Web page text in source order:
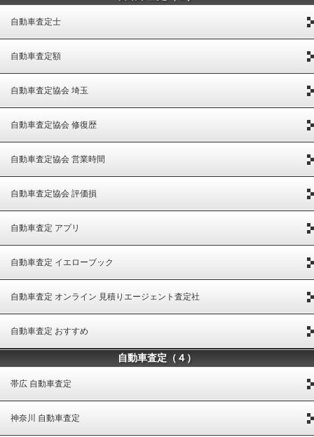
自動車査定士
自動車査定額
自動車査定協会 埼玉
自動車査定協会 修復歴
自動車査定協会 営業時間
自動車査定協会 評価損
自動車査定 アプリ
自動車査定 イエローブック
自動車査定 オンライン 見積りエージェント査定社
自動車査定 おすすめ
自動車査定（４）
帯広 自動車査定
神奈川 自動車査定